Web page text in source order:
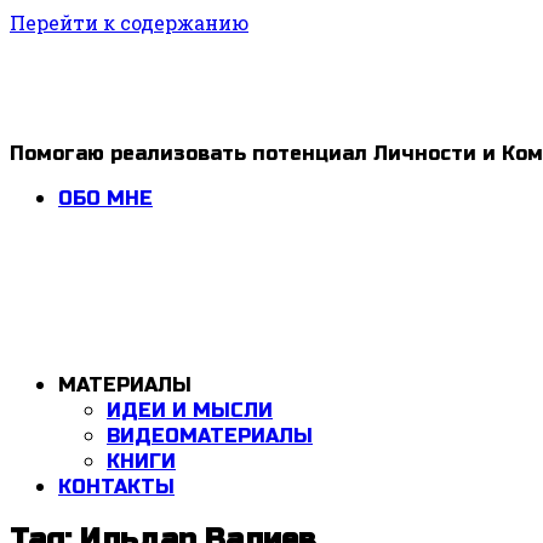
Перейти к содержанию
1ldar
Помогаю реализовать потенциал Личности и
ОБО МНЕ
МАТЕРИАЛЫ
ИДЕИ И МЫСЛИ
ВИДЕОМАТЕРИАЛЫ
КНИГИ
КОНТАКТЫ